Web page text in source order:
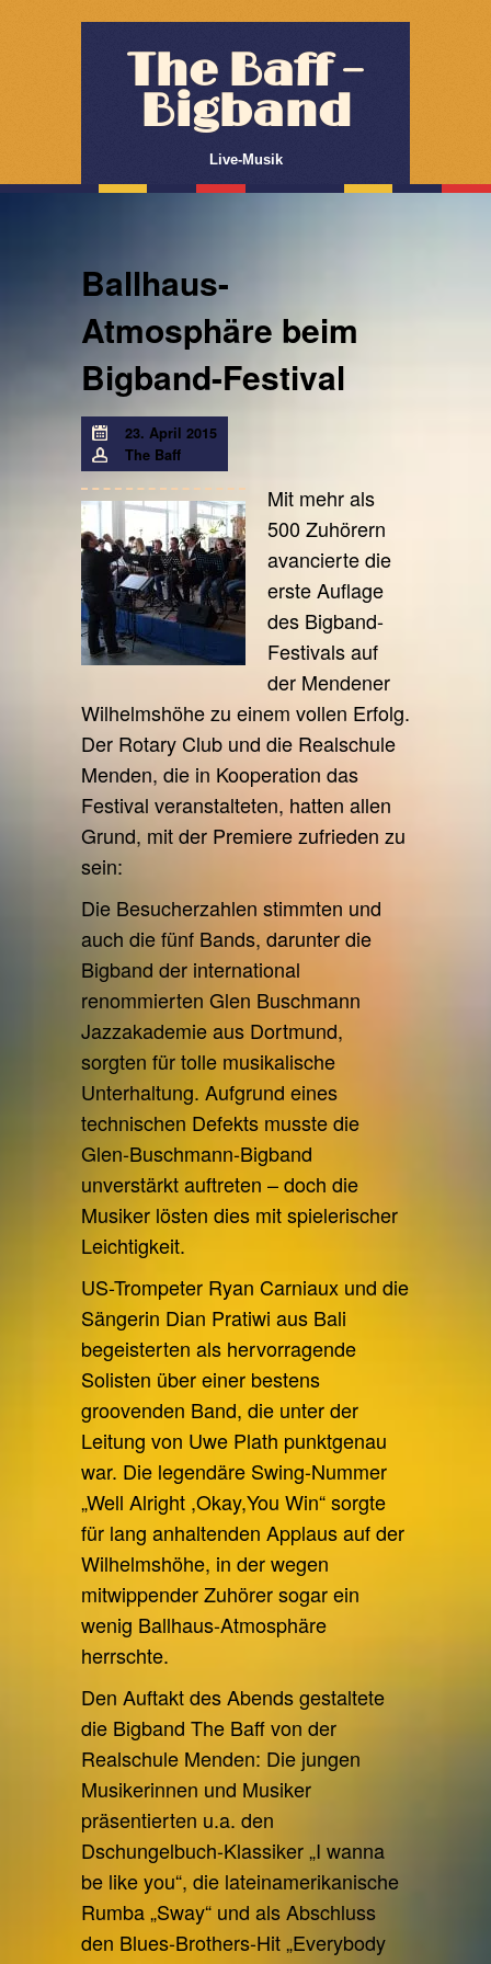
The Baff –
Bigband
Live-Musik
Ballhaus-
Atmosphäre beim
Bigband-Festival
23. April 2015
The Baff
Mit mehr als
500 Zuhörern
avancierte die
erste Auflage
des Bigband-
Festivals auf
der Mendener
Wilhelmshöhe zu einem vollen Erfolg.
Der Rotary Club und die Realschule
Menden, die in Kooperation das
Festival veranstalteten, hatten allen
Grund, mit der Premiere zufrieden zu
sein:
Die Besucherzahlen stimmten und
auch die fünf Bands, darunter die
Bigband der international
renommierten Glen Buschmann
Jazzakademie aus Dortmund,
sorgten für tolle musikalische
Unterhaltung. Aufgrund eines
technischen Defekts musste die
Glen-Buschmann-Bigband
unverstärkt auftreten – doch die
Musiker lösten dies mit spielerischer
Leichtigkeit.
US-Trompeter Ryan Carniaux und die
Sängerin Dian Pratiwi aus Bali
begeisterten als hervorragende
Solisten über einer bestens
groovenden Band, die unter der
Leitung von Uwe Plath punktgenau
war. Die legendäre Swing-Nummer
„Well Alright ,Okay,You Win“ sorgte
für lang anhaltenden Applaus auf der
Wilhelmshöhe, in der wegen
mitwippender Zuhörer sogar ein
wenig Ballhaus-Atmosphäre
herrschte.
Den Auftakt des Abends gestaltete
die Bigband The Baff von der
Realschule Menden: Die jungen
Musikerinnen und Musiker
präsentierten u.a. den
Dschungelbuch-Klassiker „I wanna
be like you“, die lateinamerikanische
Rumba „Sway“ und als Abschluss
den Blues-Brothers-Hit „Everybody